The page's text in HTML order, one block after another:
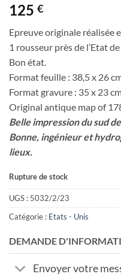
125 €
Epreuve originale réalisée
1 rousseur près de l’Etat
Bon état.
Format feuille : 38,5 x 26
Format gravure : 35 x 23
Original antique map of
Belle impression du sud
Bonne, ingénieur et
lieux.
Rupture de stock
UGS : 5032/2/23
Catégorie : Etats - Unis
DEMANDE
Envoyer votre